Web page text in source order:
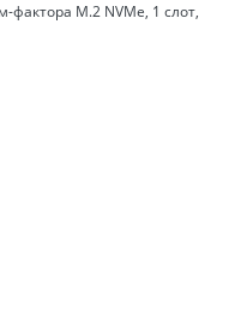
M.2 NVMe, 1 слот,